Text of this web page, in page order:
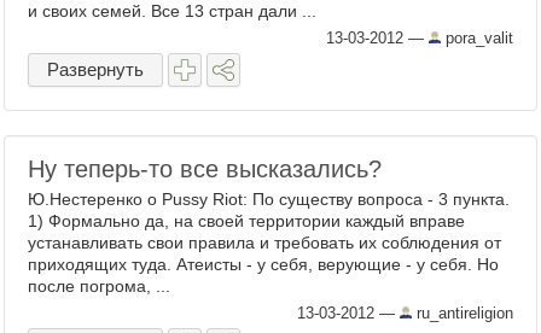
и своих семей. Все 13 стран дали ...
13-03-2012 — pora_valit
Развернуть
Ну теперь-то все высказались?
Ю.Нестеренко о Pussy Riot: По существу вопроса - 3 пункта.
1) Формально да, на своей территории каждый вправе
устанавливать свои правила и требовать их соблюдения от
приходящих туда. Атеисты - у себя, верующие - у себя. Но
после погрома, ...
13-03-2012 — ru_antireligion